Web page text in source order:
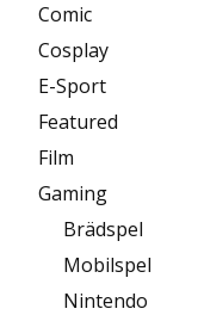
Comic
Cosplay
E-Sport
Featured
Film
Gaming
Brädspel
Mobilspel
Nintendo